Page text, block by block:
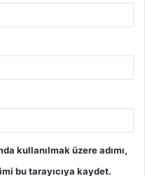
kullanılmak üzere adımı,
bu tarayıcıya kaydet.